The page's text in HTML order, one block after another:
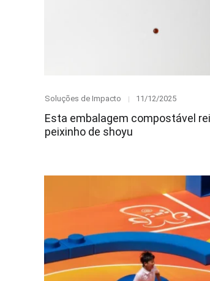
Category
Soluções de Impacto
Posted
11/12/2025
Esta embalagem compostável
peixinho de shoyu